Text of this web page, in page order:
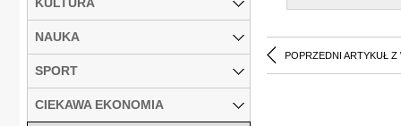
POPRZEDNI ARTYKUŁ Z
NAUKA
SPORT
CIEKAWA EKONOMIA